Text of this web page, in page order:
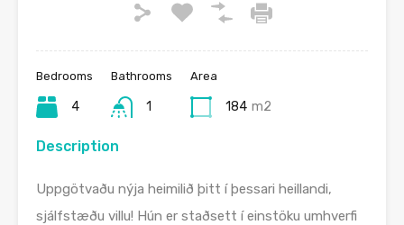
Bedrooms
4
Bathrooms
1
Area
184 m2
Description
Uppgötvaðu nýja heimilið þitt í þessari heillandi,
sjálfstæðu villu! Hún er staðsett í einstöku umhverfi